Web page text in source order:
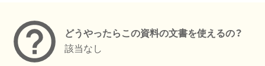
どうやったらこの資料の文書を使えるの？
該当なし